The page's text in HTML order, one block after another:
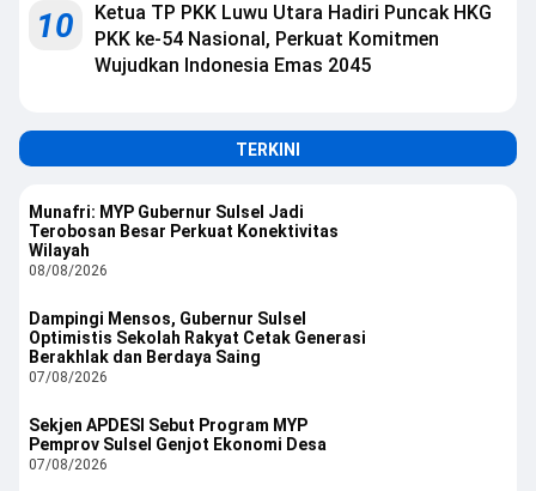
10
Ketua TP PKK Luwu Utara Hadiri Puncak HKG
PKK ke-54 Nasional, Perkuat Komitmen
Wujudkan Indonesia Emas 2045
TERKINI
Munafri: MYP Gubernur Sulsel Jadi
Terobosan Besar Perkuat Konektivitas
Wilayah
08/08/2026
Dampingi Mensos, Gubernur Sulsel
Optimistis Sekolah Rakyat Cetak Generasi
Berakhlak dan Berdaya Saing
07/08/2026
Sekjen APDESI Sebut Program MYP
Pemprov Sulsel Genjot Ekonomi Desa
07/08/2026